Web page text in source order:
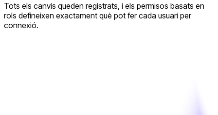
Tots els canvis queden registrats, i els permisos basats en
rols defineixen exactament què pot fer cada usuari per
connexió.